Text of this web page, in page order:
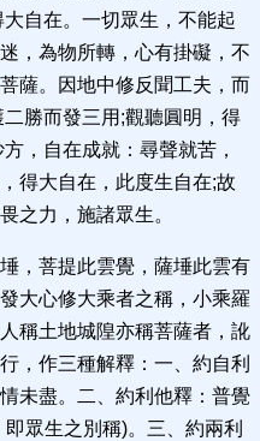
自在。一切眾生，不能起
，為物所轉，心有掛礙，不
薩。因地中修反聞工夫，而
勝而發三用;觀聽圓明，得
，自在成就：尋聲就苦，
得大自在，此度生自在;故
之力，施諸眾生。
，菩提此雲覺，薩埵此雲有
大心修大乘者之稱，小乘羅
稱土地城隍亦稱菩薩者，訛
，作三種解釋：一、約自利
未盡。二、約利他釋：普覺
眾生之別稱)。三、約兩利